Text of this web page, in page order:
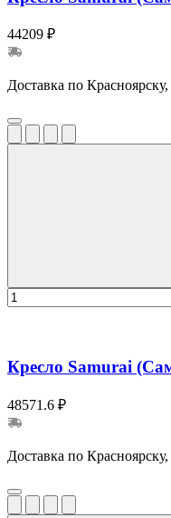
44209 ₽
Доставка по Красноярску,
Кресло Samurai
48571.6 ₽
Доставка по Красноярску,